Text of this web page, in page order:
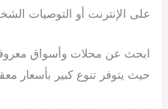
على الإنترنت أو التوصيات
ابحث عن محلات وأسواق
حيث يتوفر تنوع كبير بأسعار